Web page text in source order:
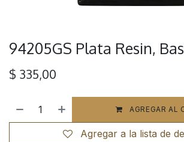
94205GS Plata Resin,
$ 335,00
AGREGAR AL
Agregar a la lista de